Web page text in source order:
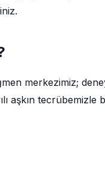
merkezimiz;
aşkın